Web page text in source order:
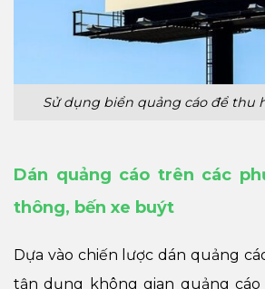
Sử dụng biển quảng cáo để thu
Dán quảng cáo trên các
thông, bến xe buýt
Dựa vào chiến lược dán quảng
tận dụng không gian quảng